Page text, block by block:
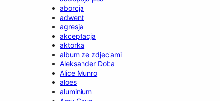
aborcja
adwent
agresja
akceptacja
aktorka
album ze zdjeciami
Aleksander Doba
Alice Munro
aloes
aluminium